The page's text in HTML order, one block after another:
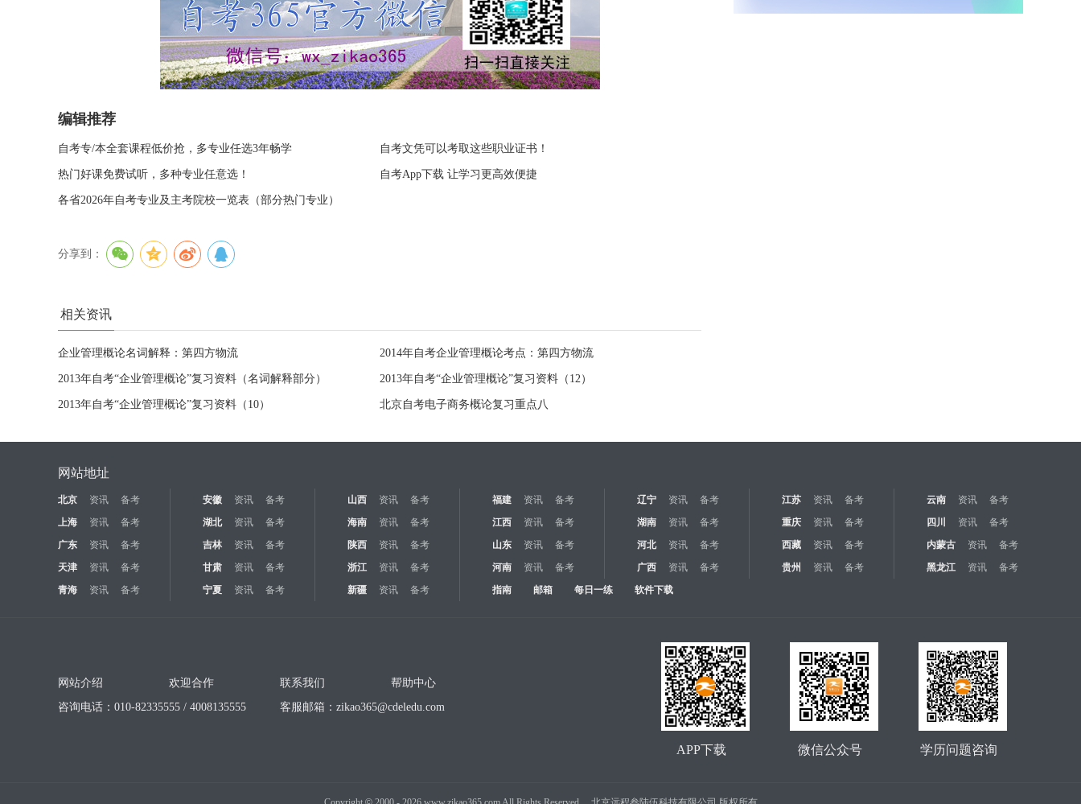
编辑推荐
自考专/本全套课程低价抢，多专业任选3年畅学 自考文凭可以考取这些职业证书！
热门好课免费试听，多种专业任意选！ 自考App下载 让学习更高效便捷
各省2026年自考专业及主考院校一览表（部分热门专业）
分享到：
相关资讯
企业管理概论名词解释：第四方物流 2014年自考企业管理概论考点：第四方物流
2013年自考“企业管理概论”复习资料（名词解释部分） 2013年自考“企业管理概论”复习资料（12）
2013年自考“企业管理概论”复习资料（10） 北京自考电子商务概论复习重点八
网站地址
北京 资讯 备考 安徽 资讯 备考 山西 资讯 备考 福建 资讯 备考 辽宁 资讯 备考 江苏 资讯 备考 云南 资讯
备考
上海
资讯 备考 湖北 资讯 备考 海南 资讯 备考 江西 资讯 备考 湖南 资讯 备考 重庆 资讯 备考 四川 资讯
备考
广东
资讯 备考 吉林 资讯 备考 陕西 资讯 备考 山东 资讯 备考 河北 资讯 备考 西藏 资讯 备考 内蒙古 资讯
备考
天津
资讯 备考 甘肃 资讯 备考 浙江 资讯 备考 河南 资讯 备考 广西 资讯 备考 贵州 资讯 备考 黑龙江 资讯
备考
青海
资讯 备考 宁夏 资讯 备考 新疆 资讯 备考 指南 邮箱 每日一练 软件下载
网站介绍 欢迎合作 联系我们
帮助中心
咨询电话：010-82335555 / 4008135555
客服邮箱： zikao365@cdeledu.com
学历问题咨询
微信公众号
APP下载